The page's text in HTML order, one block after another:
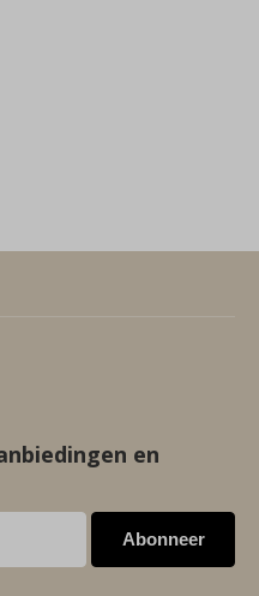
en
Abonneer